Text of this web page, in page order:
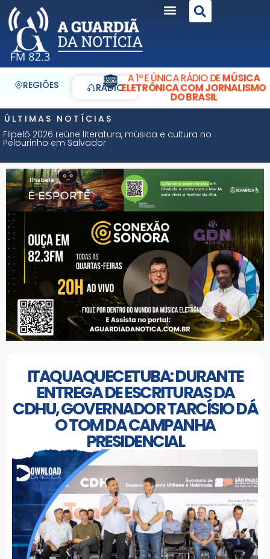
REGIÕES RÁDIO
A 1ª E ÚNICA RÁDIO DEMÚSICA
ELETRÔNICA COM JORNALISMO
DO BRASIL
ÚLTIMAS NOTÍCIAS
Flipelô 2026 reúne literatura, música e cultura no
Pelourinho em Salvador
ITAQUAQUECETUBA: DURANTE
ENTREGA DE ESCRITURAS DA
CDHU, GOVERNADOR TARCÍSIO DÁ
O TOM DA CAMPANHA
PRESIDENCIAL